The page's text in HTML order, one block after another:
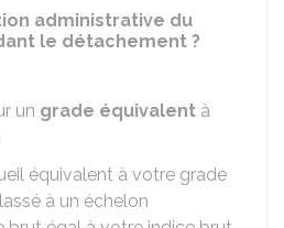
administrative du
le détachement ?
un grade équivalent à
équivalent à votre grade
à un échelon